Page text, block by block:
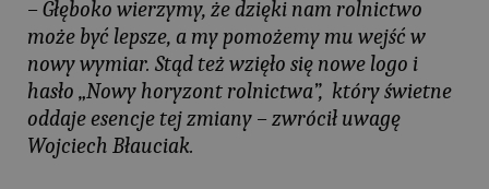
– Głęboko wierzymy, że dzięki nam rolnictwo
może być lepsze, a my pomożemy mu wejść w
nowy wymiar. Stąd też wzięło się nowe logo i
hasło „Nowy horyzont rolnictwa”, który świetne
oddaje esencje tej zmiany – zwrócił uwagę
Wojciech Błauciak.